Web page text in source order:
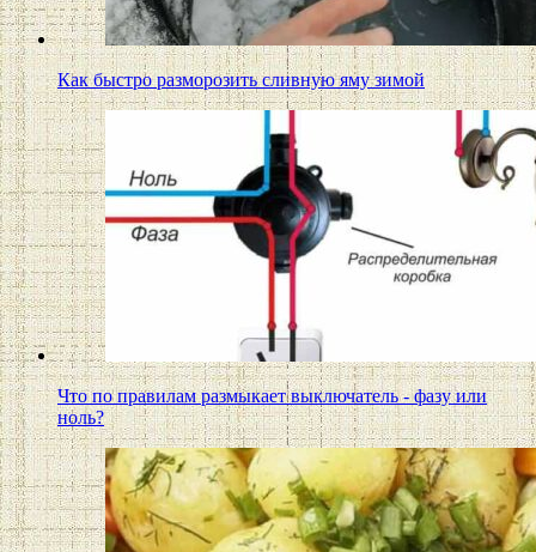
Как быстро разморозить сливную яму зимой
Что по правилам размыкает выключатель - фазу или
ноль?